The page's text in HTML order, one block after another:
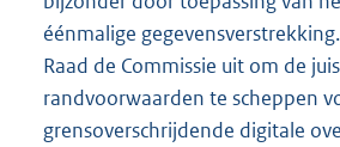
éénmalige
Raad de Commissie uit om de
randvoorwaarden te scheppen
grensoverschrijdende digitale